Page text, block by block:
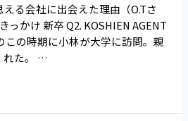
える会社に出会えた理由（O.Tさ
っかけ 新卒 Q2. KOSHIEN AGENT
この時期に小林が大学に訪問。親
れた。 …